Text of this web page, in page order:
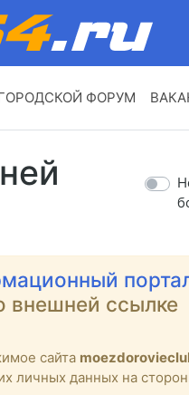
ФОРУМ
внешней ссылке
сайта
личных данных на